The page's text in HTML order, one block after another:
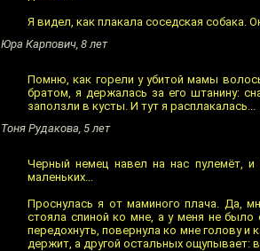
Я видел, как плакала соседская собака.
Юра Карпович, 8 лет
Помню, как горели у убитой мамы
братом, я держалась за его штанину:
заползли в кусты. И тут я расплакалась...
Тоня Рудакова, 5 лет
Черный немец навел на нас пулемёт,
маленьких...
Проснулась я от маминого плача. Да,
стояла спиной ко мне, а у меня не было
передохнуть, повернула ко мне голову и
держит, а другой остальных ощупывает: